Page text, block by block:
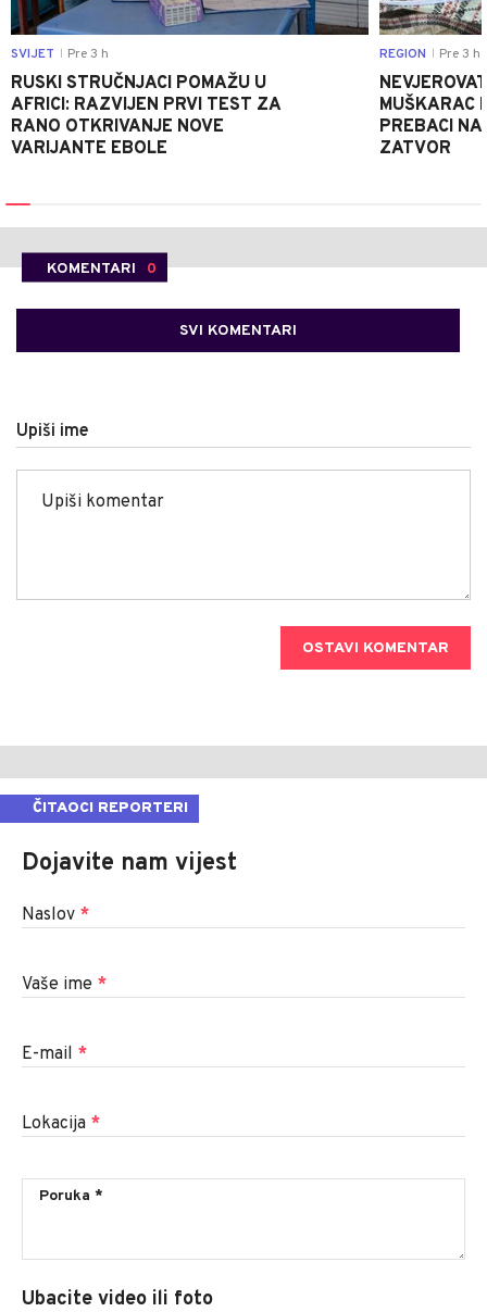
SVIJET Pre 3 h
RUSKI STRUČNJACI POMAŽU U
AFRICI: RAZVIJEN PRVI TEST ZA
RANO OTKRIVANJE NOVE
VARIJANTE EBOLE
REGION Pre 3 h
MUŠKARAC
PREBACI
ZATVOR
KOMENTARI 0
SVI KOMENTARI
Upiši ime
OSTAVI KOMENTAR
ČITAOCI REPORTERI
Dojavite nam vijest
Naslov *
Vaše ime *
E-mail *
Lokacija *
Ubacite video ili foto